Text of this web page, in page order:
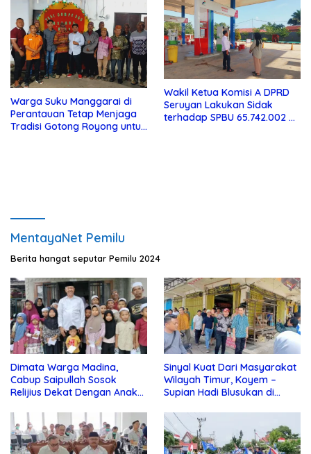
Warga Suku Manggarai di
Perantauan Tetap Menjaga
Tradisi Gotong Royong untuk
Wakil Ketua Komisi A DPRD
Seruyan Lakukan Sidak
terhadap SPBU 65.742.002 di
MentayaNet Pemilu
Berita hangat seputar Pemilu 2024
Dimata Warga Madina,
Cabup Saipullah Sosok
Relijius Dekat Dengan Anak
Sinyal Kuat Dari Masyarakat
Wilayah Timur, Koyem –
Supian Hadi Blusukan di